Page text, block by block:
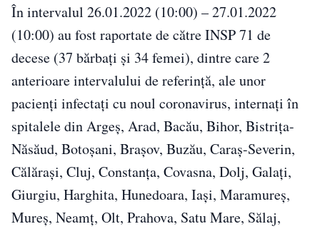
În intervalul 26.01.2022 (10:00) – 27.01.2022
(10:00) au fost raportate de către INSP 71 de
decese (37 bărbați și 34 femei), dintre care 2
anterioare intervalului de referință, ale unor
pacienți infectați cu noul coronavirus, internați în
spitalele din Argeș, Arad, Bacău, Bihor, Bistrița-
Năsăud, Botoșani, Brașov, Buzău, Caraș-Severin,
Călărași, Cluj, Constanța, Covasna, Dolj, Galați,
Giurgiu, Harghita, Hunedoara, Iași, Maramureș,
Mureș, Neamț, Olt, Prahova, Satu Mare, Sălaj,